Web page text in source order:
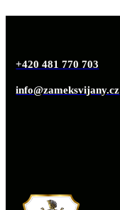
+420 481 770 703
info@zameksvijany.cz